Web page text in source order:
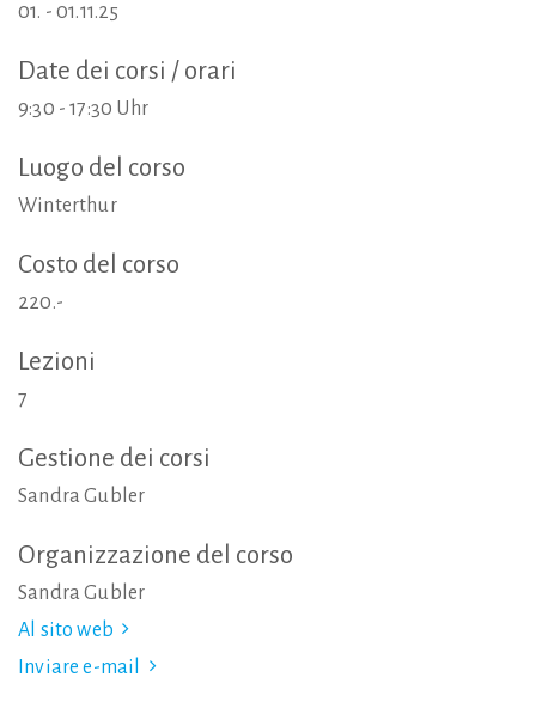
01. - 01.11.25
Date dei corsi / orari
9:30 - 17:30 Uhr
Luogo del corso
Winterthur
Costo del corso
220.-
Lezioni
7
Gestione dei corsi
Sandra Gubler
Organizzazione del corso
Sandra Gubler
Al sito web
Inviare e-mail